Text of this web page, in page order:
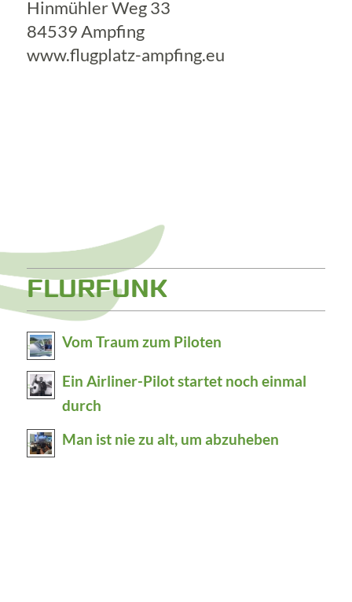
Hinmühler Weg 33
84539 Ampfing
www.flugplatz-ampfing.eu
FLURFUNK
Vom Traum zum Piloten
Ein Airliner-Pilot startet noch einmal
durch
Man ist nie zu alt, um abzuheben